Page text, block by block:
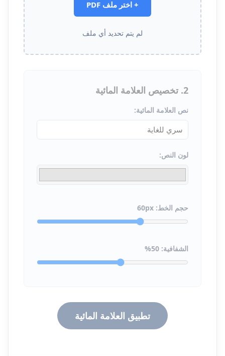
+ اختر ملف PDF
لم يتم تحديد أي ملف
2. تخصيص العلامة المائية
نص العلامة المائية:
لون النص:
حجم الخط: 60px
الشفافية: 50
%
تطبيق العلامة المائية